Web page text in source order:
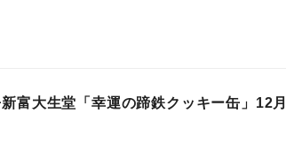
富大生堂「幸運の蹄鉄クッキー缶」12